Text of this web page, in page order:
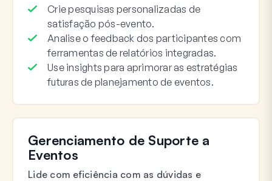
Crie pesquisas personalizadas de
satisfação pós-evento.
Analise o feedback dos participantes com
ferramentas de relatórios integradas.
Use insights para aprimorar as estratégias
futuras de planejamento de eventos.
Gerenciamento de Suporte a
Eventos
Lide com eficiência com as dúvidas e